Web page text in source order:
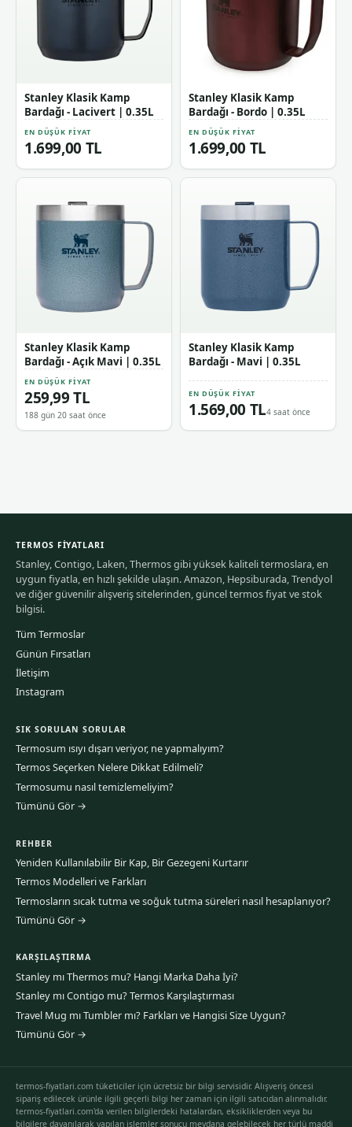
Stanley Klasik Kamp
Bardağı - Lacivert | 0.35L
EN DÜŞÜK FIYAT
1.699,00 TL
Stanley Klasik Kamp
Bardağı - Bordo | 0.35L
EN DÜŞÜK FIYAT
1.699,00 TL
Stanley Klasik Kamp
Bardağı - Açık Mavi | 0.35L
EN DÜŞÜK FIYAT
259,99 TL
188 gün 20 saat önce
Stanley Klasik Kamp
Bardağı - Mavi | 0.35L
EN DÜŞÜK FIYAT
1.569,00 TL4 saat önce
TERMOS FIYATLARI
Stanley, Contigo, Laken, Thermos gibi yüksek kaliteli termoslara, en
uygun fiyatla, en hızlı şekilde ulaşın. Amazon, Hepsiburada, Trendyol
ve diğer güvenilir alışveriş sitelerinden, güncel termos fiyat ve stok
bilgisi.
Tüm Termoslar
Günün Fırsatları
İletişim
Instagram
SIK SORULAN SORULAR
Termosum ısıyı dışarı veriyor, ne yapmalıyım?
Termos Seçerken Nelere Dikkat Edilmeli?
Termosumu nasıl temizlemeliyim?
Tümünü Gör →
REHBER
Yeniden Kullanılabilir Bir Kap, Bir Gezegeni Kurtarır
Termos Modelleri ve Farkları
Termosların sıcak tutma ve soğuk tutma süreleri nasıl hesaplanıyor?
Tümünü Gör →
KARŞILAŞTIRMA
Stanley mı Thermos mu? Hangi Marka Daha İyi?
Stanley mı Contigo mu? Termos Karşılaştırması
Travel Mug mı Tumbler mı? Farkları ve Hangisi Size Uygun?
Tümünü Gör →
termos-fiyatlari.com tüketiciler için ücretsiz bir bilgi servisidir. Alışveriş öncesi
sipariş edilecek ürünle ilgili geçerli bilgi her zaman için ilgili satıcıdan alınmalıdır.
termos-fiyatlari.com'da verilen bilgilerdeki hatalardan, eksikliklerden veya bu
bilgilere dayanılarak yapılan işlemler sonucu meydana gelebilecek her türlü maddi